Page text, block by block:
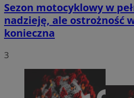
Sezon motocyklowy w
nadzieję, ale ostrożność
konieczna
3